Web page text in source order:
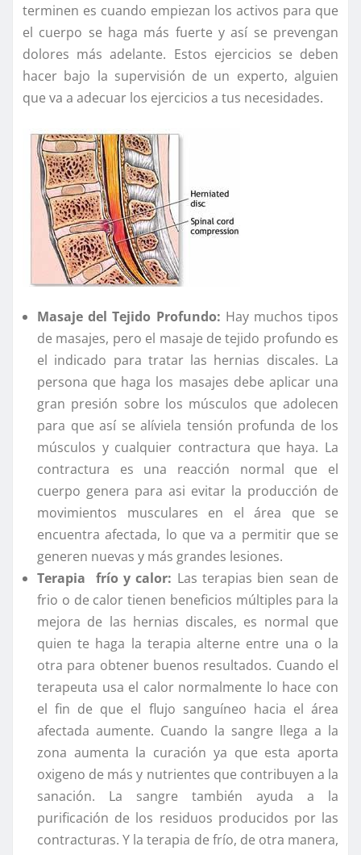
terminen es cuando empiezan los activos para que
el cuerpo se haga más fuerte y así se prevengan
dolores más adelante. Estos ejercicios se deben
hacer bajo la supervisión de un experto, alguien
que va a adecuar los ejercicios a tus necesidades.
Masaje del Tejido Profundo: Hay muchos tipos
de masajes, pero el masaje de tejido profundo es
el indicado para tratar las hernias discales. La
persona que haga los masajes debe aplicar una
gran presión sobre los músculos que adolecen
para que así se alíviela tensión profunda de los
músculos y cualquier contractura que haya. La
contractura es una reacción normal que el
cuerpo genera para asi evitar la producción de
movimientos musculares en el área que se
encuentra afectada, lo que va a permitir que se
generen nuevas y más grandes lesiones.
Terapia frío y calor: Las terapias bien sean de
frio o de calor tienen beneficios múltiples para la
mejora de las hernias discales, es normal que
quien te haga la terapia alterne entre una o la
otra para obtener buenos resultados. Cuando el
terapeuta usa el calor normalmente lo hace con
el fin de que el flujo sanguíneo hacia el área
afectada aumente. Cuando la sangre llega a la
zona aumenta la curación ya que esta aporta
oxigeno de más y nutrientes que contribuyen a la
sanación. La sangre también ayuda a la
purificación de los residuos producidos por las
contracturas. Y la terapia de frío, de otra manera,